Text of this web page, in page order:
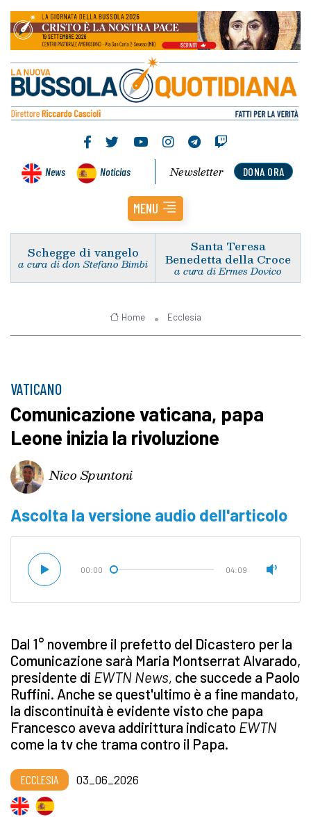
News Noticias DONA ORA
Newsletter
MENU
Schegge di vangelo
a cura di don Stefano Bimbi
Santa Teresa
Benedetta della Croce
a cura di Ermes Dovico
Home Ecclesia
VATICANO
Comunicazione vaticana, papa
Leone inizia la rivoluzione
Nico Spuntoni
Ascolta la versione audio dell'articolo
00:00 04:09
Dal 1° novembre il prefetto del Dicastero per la
Comunicazione sarà Maria Montserrat Alvarado,
presidente di EWTN News, che succede a Paolo
Ruffini. Anche se quest'ultimo è a fine mandato,
la discontinuità è evidente visto che papa
Francesco aveva addirittura indicato EWTN
come la tv che trama contro il Papa.
ECCLESIA 03_06_2026